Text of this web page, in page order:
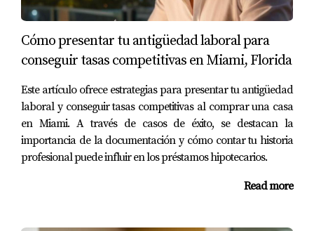
afectara su solicitud. Sin embargo, trabajó con un agente
sobre su situación. El agente ayudó a Carlos a redactar
una carta que explicaba las circunstancias detrás de su
desempleo y cómo había utilizado ese tiempo para
mejorar sus habilidades mediante cursos online. Gracias
a esta estrategia, Carlos pudo demostrar a los
prestamistas su compromiso con el crecimiento personal
y profesional, lo que resultó en la aprobación de su
Cómo presentar tu antigüedad laboral para
conseguir tasas competitivas en Miami, Florida
Este artículo ofrece estrategias para presentar tu antigüedad
laboral y conseguir tasas competitivas al comprar una casa
en Miami. A través de casos de éxito, se destacan la
importancia de la documentación y cómo contar tu historia
profesional puede influir en los préstamos hipotecarios.
Read more